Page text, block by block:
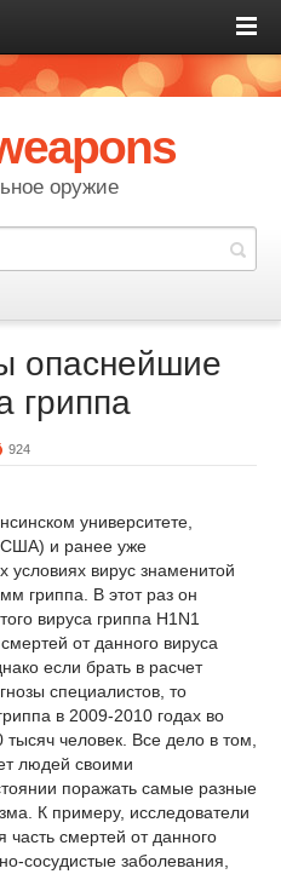
оружие
опаснейшие
гриппа
924
университете,
и ранее уже
условиях вирус знаменитой
гриппа. В этот раз он
вируса гриппа H1N1
от данного вируса
если брать в расчет
специалистов, то
в 2009-2010 годах во
человек. Все дело в том,
людей своими
поражать самые разные
К примеру, исследователи
часть смертей от данного
сосудистые заболевания,